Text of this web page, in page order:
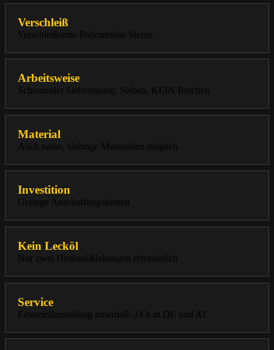
Verschleiß
Verschleißarme Polyurethan Sterne
Arbeitsweise
Schonender Siebvorgang: Sieben, KEIN Brechen
Material
Auch nasse, klebrige Materialien möglich
Investition
Geringe Anschaffungskosten
Kein Lecköl
Nur zwei Hydraulikleitungen erforderlich
Service
Ersatzteilzustellung innerhalb 24 h in DE und AT